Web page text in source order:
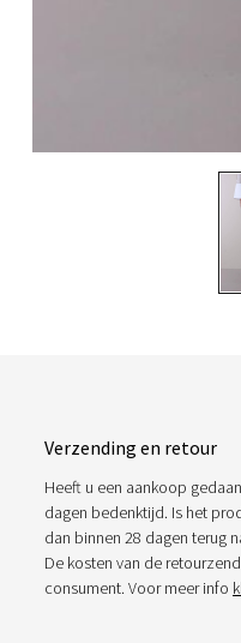
Verzending en retour
Heeft u een aankoop
dagen bedenktijd. Is het
dan binnen 28 dagen terug
De kosten van de
consument. Voor meer info